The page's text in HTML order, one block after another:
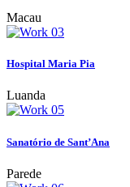
Macau
Hospital Maria Pia
Luanda
Sanatório de Sant’Ana
Parede